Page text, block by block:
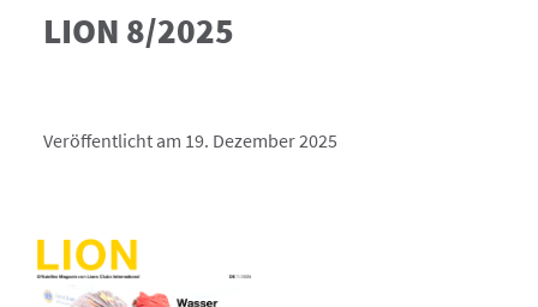
LION 8/2025
Veröffentlicht am 19. Dezember 2025